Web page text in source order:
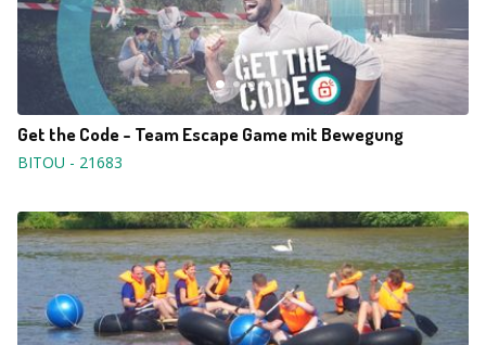
Get the Code - Team Escape Game mit Bewegung
BITOU - 21683